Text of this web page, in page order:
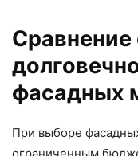
Сравнение
фасадных
При выборе